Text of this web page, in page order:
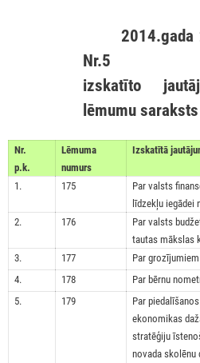
Nr.5
izskatīto
lēmumu saraksts
Nr.
p.k.
Lēmuma
numurs
Izskatītā
1. 175
Par valsts
līdzekļu iegādei
2.
176
Par valsts
tautas mākslas
3.
177
Par
4.
178
Par bērnu
5.
179
Par
ekonomikas
stratēģiju
novada skolēnu